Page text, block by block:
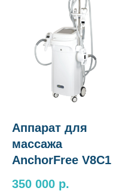
Аппарат для
массажа
AnchorFree V8C1
350 000 р.